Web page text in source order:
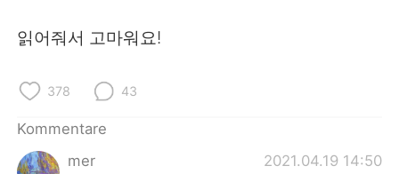
日本語
Indonesia
Türkçe
읽어줘서 고마워요!
378 43
Kommentare
mer
2021.04.19 14:50